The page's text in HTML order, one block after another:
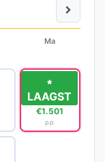
Ma
LAAGST
14
14-09
€1.501
p.p.